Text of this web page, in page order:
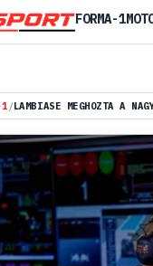
1/LAMBIASE MEGHOZTA A
FORMA-1